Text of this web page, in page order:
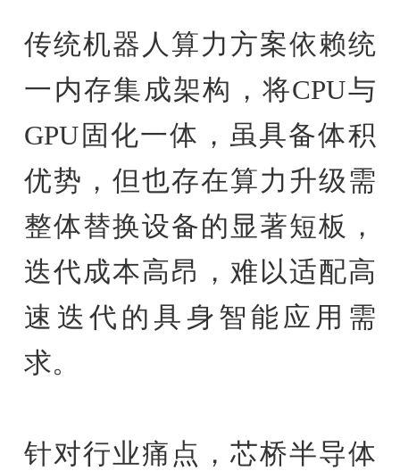
传统机器人算力方案依赖统
一内存集成架构，将CPU与
GPU固化一体，虽具备体积
优势，但也存在算力升级需
整体替换设备的显著短板，
迭代成本高昂，难以适配高
速迭代的具身智能应用需
求。
针对行业痛点，芯桥半导体